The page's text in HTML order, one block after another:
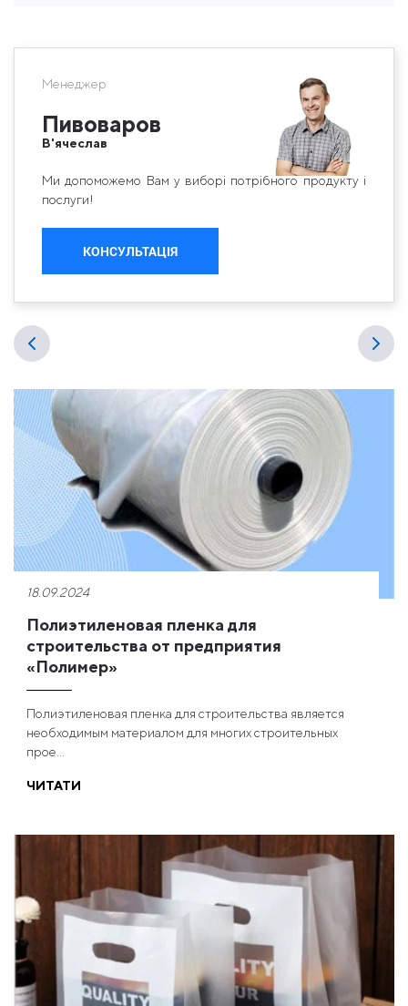
Менеджер
Пивоваров
В'ячеслав
Ми допоможемо Вам у виборі потрібного продукту і
послуги!
КОНСУЛЬТАЦІЯ
18.09.2024
Полиэтиленовая пленка для
строительства от предприятия
«Полимер»
Полиэтиленовая пленка для строительства является
необходимым материалом для многих строительных
прое...
ЧИТАТИ